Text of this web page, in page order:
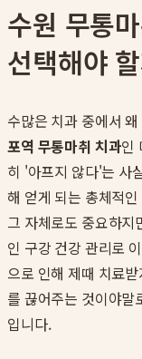
수원 무통
선택해야
수많은 치과 중에서
포역 무통마취 치과인
히 '아프지 않다'는 사
해 얻게 되는 총체적
그 자체로도 중요하지
인 구강 건강 관리로
으로 인해 제때 치료
를 끊어주는 것이야말
입니다.